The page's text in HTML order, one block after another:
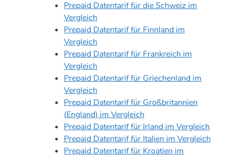
Prepaid Datentarif für die Schweiz im
Vergleich
Prepaid Datentarif für Finnland im
Vergleich
Prepaid Datentarif für Frankreich im
Vergleich
Prepaid Datentarif für Griechenland im
Vergleich
Prepaid Datentarif für Großbritannien
(England) im Vergleich
Prepaid Datentarif für Irland im Vergleich
Prepaid Datentarif für Italien im Vergleich
Prepaid Datentarif für Kroatien im